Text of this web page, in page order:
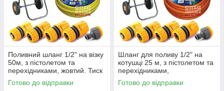
Поливний шланг 1/2" на візку
50м, з пістолетом та
перехідниками, жовтий. Тиск
до 8 бар (комплект поливу)
Готово до відправки
Шланг для поливу 1/2" на
котушці 25 м, з пістолетом та
перехідниками,
помаранчевий. Тиск до 12
бар (комплект)
Готово до відправки